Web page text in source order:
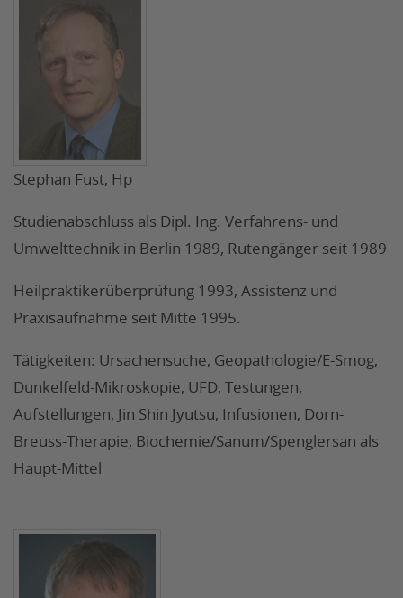
Stephan Fust, Hp
Studienabschluss als Dipl. Ing. Verfahrens- und
Umwelttechnik in Berlin 1989, Rutengänger seit 1989
Heilpraktikerüberprüfung 1993, Assistenz und
Praxisaufnahme seit Mitte 1995.
Tätigkeiten: Ursachensuche, Geopathologie/E-Smog,
Dunkelfeld-Mikroskopie, UFD, Testungen,
Aufstellungen, Jin Shin Jyutsu, Infusionen, Dorn-
Breuss-Therapie, Biochemie/Sanum/Spenglersan als
Haupt-Mittel